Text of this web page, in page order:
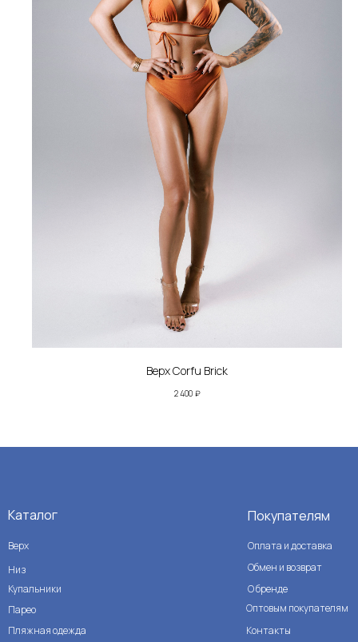
Верх Corfu Brick
2 400 ₽
Покупателям
Оплата и доставка
О бренде
Контакты
Оптовым покупателям
Обмен и возврат
Пляжная одежда
Парео
Купальники
Верх
Каталог
Низ